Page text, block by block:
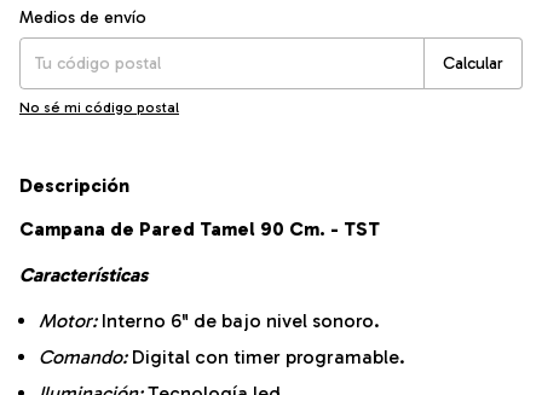
Entregas para el CP:
Medios de envío
Calcular
No sé mi código postal
Descripción
Campana de Pared Tamel 90 Cm. - TST
Características
Motor:Interno 6" de bajo nivel sonoro.
Comando:Digital con timer programable.